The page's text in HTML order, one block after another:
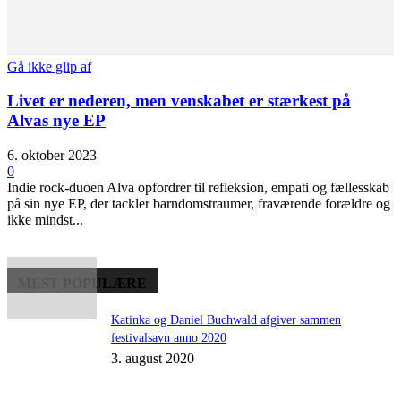
Gå ikke glip af
Livet er nederen, men venskabet er stærkest på
Alvas nye EP
6. oktober 2023
0
Indie rock-duoen Alva opfordrer til refleksion, empati og fællesskab
på sin nye EP, der tackler barndomstraumer, fraværende forældre og
ikke mindst...
MEST POPULÆRE
Katinka og Daniel Buchwald afgiver sammen
festivalsavn anno 2020
3. august 2020